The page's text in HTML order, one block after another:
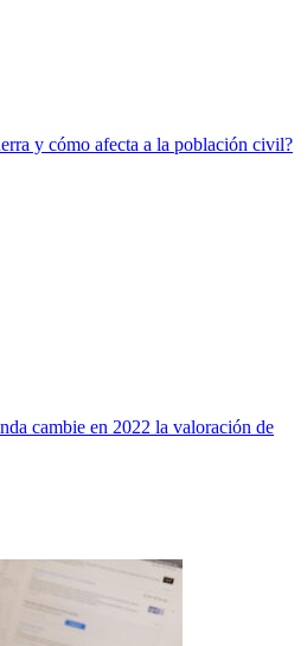
y cómo afecta a la población civil?
cambie en 2022 la valoración de